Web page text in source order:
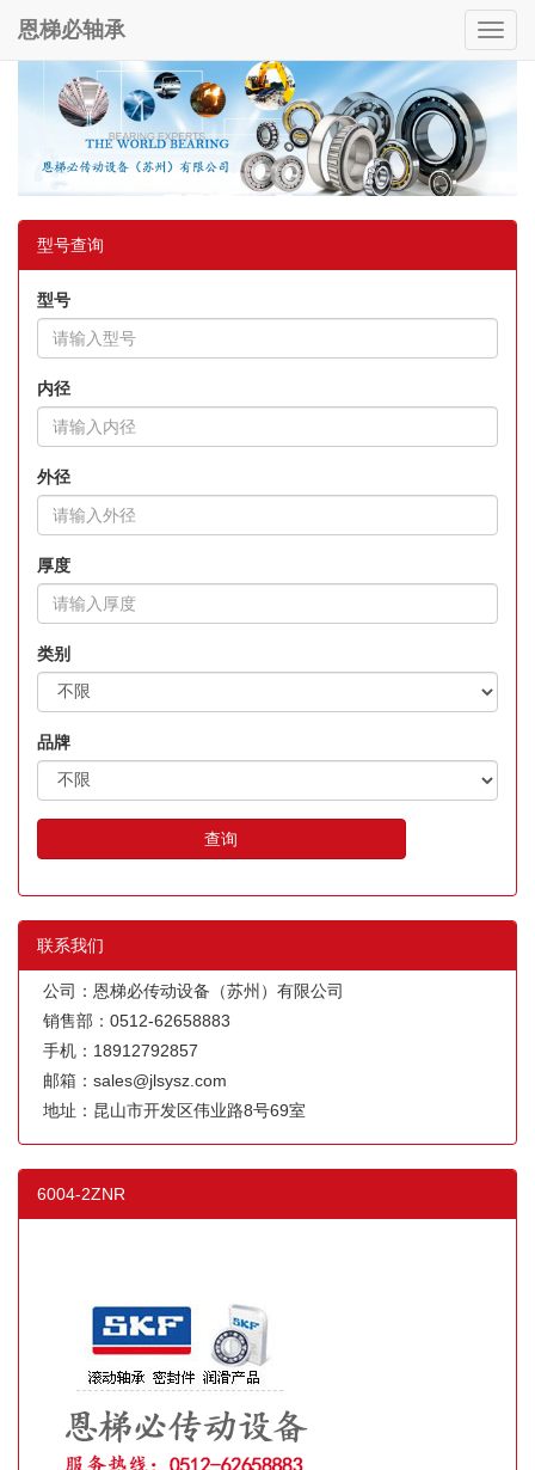
恩梯必轴承
型号查询
型号
内径
外径
厚度
类别
品牌
查询
联系我们
公司：恩梯必传动设备（苏州）有限公司
销售部：0512-62658883
手机：18912792857
邮箱：sales@jlsysz.com
地址：昆山市开发区伟业路8号69室
6004-2ZNR